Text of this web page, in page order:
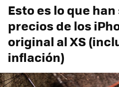
Esto es lo que
precios de los
original al XS
inflación)